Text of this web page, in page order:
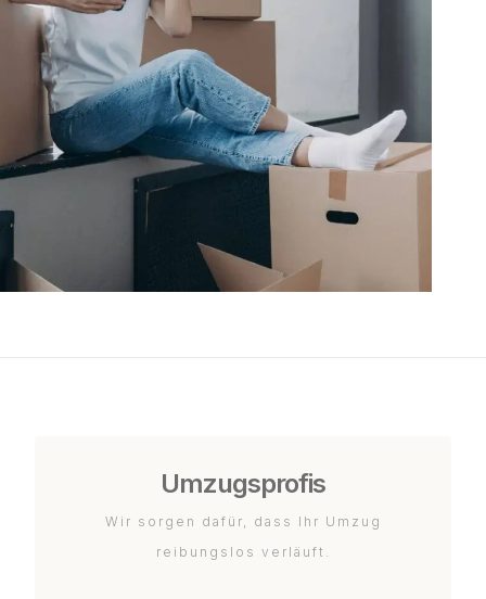
Umzugsprofis
Wir sorgen dafür, dass Ihr Umzug
reibungslos verläuft.